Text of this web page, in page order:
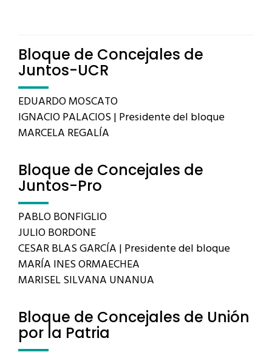
Bloque de Concejales de
Juntos-UCR
EDUARDO MOSCATO
IGNACIO PALACIOS | Presidente del bloque
MARCELA REGALÍA
Bloque de Concejales de
Juntos-Pro
PABLO BONFIGLIO
JULIO BORDONE
CESAR BLAS GARCÍA | Presidente del bloque
MARÍA INES ORMAECHEA
MARISEL SILVANA UNANUA
Bloque de Concejales de Unión
por la Patria